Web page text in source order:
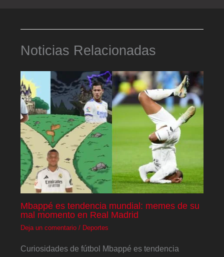
Noticias Relacionadas
Mbappé es tendencia mundial: memes de su
mal momento en Real Madrid
Deja un comentario / Deportes
Curiosidades de fútbol Mbappé es tendencia